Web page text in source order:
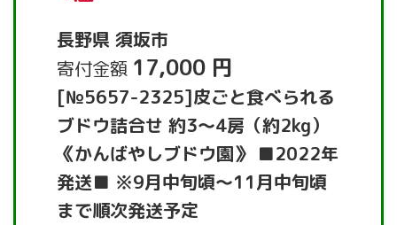
長野県 須坂市
寄付金額 17,000 円
[№5657-2325]皮ごと食べられる
ブドウ詰合せ 約3～4房（約2kg）
《かんばやしブドウ園》 ■2022年
発送■ ※9月中旬頃～11月中旬頃
まで順次発送予定